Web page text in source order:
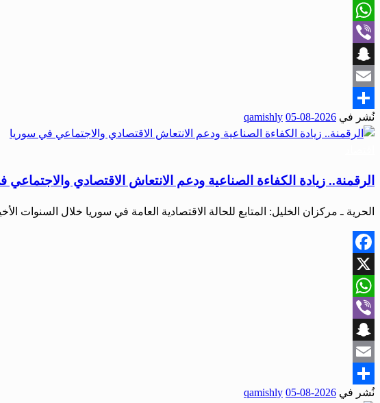
X
WhatsApp
Viber
Snapchat
Email
Share
نُشر في 2026-08-05
qamishly
الرقمنة.. زيادة الكفاءة الصناعية ودعم الانتعاش الاقتصادي
الحرية ـ مركزان الخليل: المتابع للحالة الاقتصادية العامة في سوريا خلال السنوات
Facebook
X
WhatsApp
Viber
Snapchat
Email
Share
نُشر في 2026-08-05
qamishly